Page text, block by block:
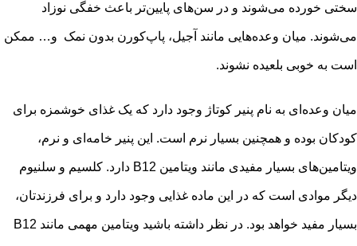
سختی خورده می‌شوند و در سن‌های پایین‌تر باعث خفگی نوزاد
می‌شوند. میان وعده‌هایی مانند آجیل، پاپ‌کورن بدون نمک و… ممکن
است به خوبی بلعیده نشوند.
میان وعده‌ای به نام پنیر کوتاژ وجود دارد که یک غذای خوشمزه برای
کودکان بوده و همچنین بسیار نرم است. این پنیر خامه‌ای و نرم،
ویتامین‌های بسیار مفیدی مانند ویتامین B12 دارد. کلسیم و سلنیوم
دیگر موادی است که در این ماده غذایی وجود دارد و برای فرزندتان،
بسیار مفید خواهد بود. در نظر داشته باشید ویتامین مهمی مانند B12